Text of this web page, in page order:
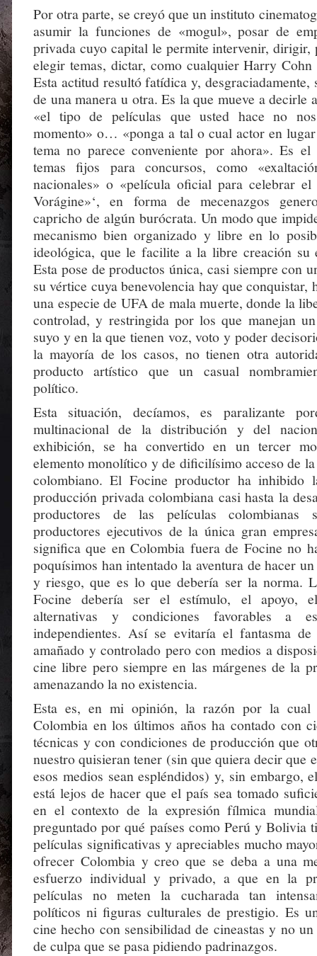
Por otra parte, se creyó que un instituto
asumir la funciones de «mogul», posar de
privada cuyo capital le permite intervenir, dirigir,
elegir temas, dictar, como cualquier Harry
Esta actitud resultó fatídica y, desgraciadamente,
de una manera u otra. Es la que mueve a
«el tipo de películas que usted hace no
momento» o… «ponga a tal o cual actor en
tema no parece conveniente por ahora». Es
temas fijos para concursos, como
nacionales» o «película oficial para celebrar el
Vorágine»‘, en forma de mecenazgos
capricho de algún burócrata. Un modo que
mecanismo bien organizado y libre en lo
ideológica, que le facilite a la libre creación su
Esta pose de productos única, casi siempre con
su vértice cuya benevolencia hay que conquistar,
una especie de UFA de mala muerte, donde la
controlad, y restringida por los que manejan
suyo y en la que tienen voz, voto y poder
la mayoría de los casos, no tienen otra
producto artístico que un casual
político.
Esta situación, decíamos, es paralizante
multinacional de la distribución y del
exhibición, se ha convertido en un tercer
elemento monolítico y de dificilísimo acceso de
colombiano. El Focine productor ha inhibido
producción privada colombiana casi hasta la
productores de las películas colombianas
productores ejecutivos de la única gran
significa que en Colombia fuera de Focine no
poquísimos han intentado la aventura de hacer
y riesgo, que es lo que debería ser la norma.
Focine debería ser el estímulo, el apoyo,
alternativas y condiciones favorables a
independientes. Así se evitaría el fantasma
amañado y controlado pero con medios a
cine libre pero siempre en las márgenes de la
amenazando la no existencia.
Esta es, en mi opinión, la razón por la cual
Colombia en los últimos años ha contado con
técnicas y con condiciones de producción que
nuestro quisieran tener (sin que quiera decir que
esos medios sean espléndidos) y, sin embargo,
está lejos de hacer que el país sea tomado
en el contexto de la expresión fílmica
preguntado por qué países como Perú y Bolivia
películas significativas y apreciables mucho
ofrecer Colombia y creo que se deba a una
esfuerzo individual y privado, a que en la
películas no meten la cucharada tan
políticos ni figuras culturales de prestigio. Es
cine hecho con sensibilidad de cineastas y no
de culpa que se pasa pidiendo padrinazgos.